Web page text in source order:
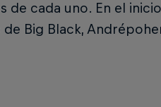
de cada uno. En el
Big Black,